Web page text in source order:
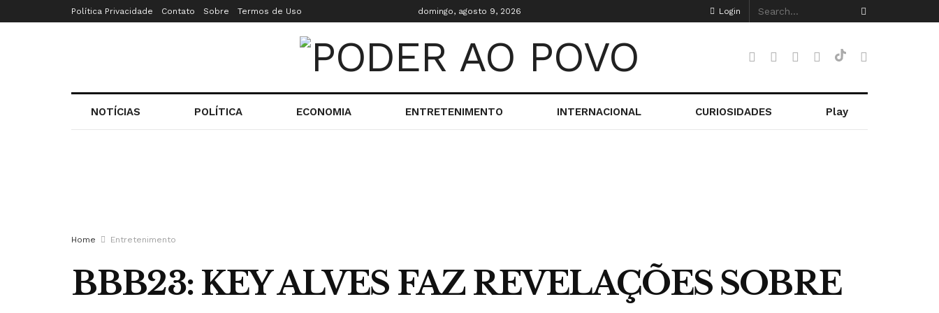
Política Privacidade Contato Sobre Termos de Uso domingo, agosto 9, 2026 Login
NOTÍCIAS POLÍTICA ECONOMIA ENTRETENIMENTO INTERNACIONAL CURIOSIDADES Play
Home Entretenimento
BBB23: KEY ALVES FAZ REVELAÇÕES SOBRE